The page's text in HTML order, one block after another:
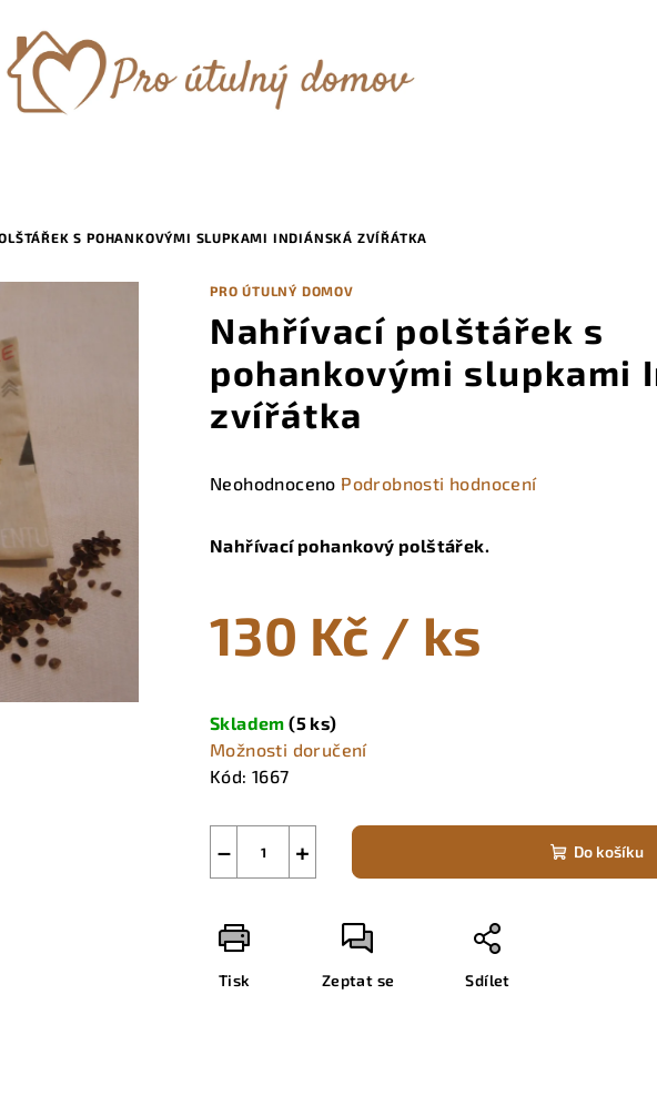
S POHANKOVÝMI SLUPKAMI INDIÁNSKÁ ZVÍŘÁTKA
PRO ÚTULNÝ DOMOV
Nahřívací polštářek s
pohankovými slupkami
zvířátka
Průměrné
produktu
z
Neohodnoceno Podrobnosti hodnocení
Nahřívací pohankový polštářek.
130 Kč / ks
cena:
Skladem(5 ks)
Možnosti doručení
Kód: 1667
+
− Do košíku
Tisk Zeptat se Sdílet